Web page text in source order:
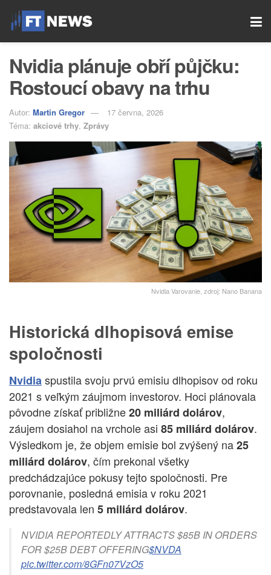
Nvidia plánuje obří půjčku:
Rostoucí obavy na trhu
Autor: Martin Gregor
17 června, 2026
Téma: akciové trhy, Zprávy
Nvidia Varovanie, zdroj: Nano Banana
Historická dlhopisová emise
spoločnosti
Nvidiaspustila svoju prvú emisiu dlhopisov od roku
2021 s veľkým záujmom investorov. Hoci plánovala
pôvodne získať približne20 miliárd dolárov,
záujem dosiahol na vrchole asi 85 miliárd dolárov.
Výsledkom je, že objem emisie bol zvýšený na25
miliárd dolárov, čím prekonal všetky
predchádzajúce pokusy tejto spoločnosti. Pre
porovnanie, posledná emisia v roku 2021
predstavovala len 5 miliárd dolárov.
NVIDIA REPORTEDLY ATTRACTS $85B IN ORDERS
FOR $25B DEBT OFFERING$NVDA
pic.twitter.com/8GFn07VzO5